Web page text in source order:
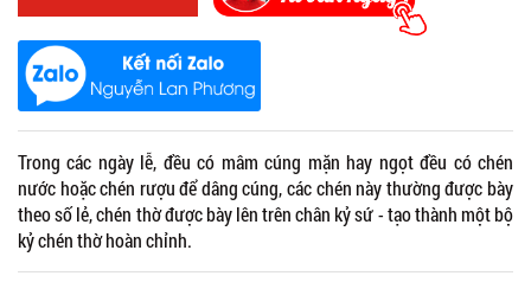
Trong các ngày lễ, đều có mâm cúng mặn hay ngọt đều có chén
nước hoặc chén rượu để dâng cúng, các chén này thường được bày
theo số lẻ, chén thờ được bày lên trên chân kỷ sứ - tạo thành một bộ
kỷ chén thờ hoàn chỉnh.